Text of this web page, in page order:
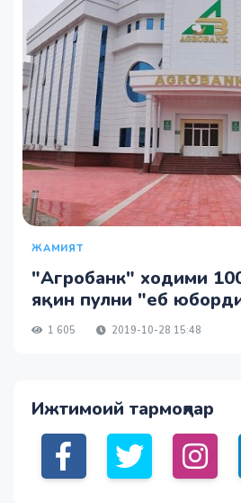
ЖАМИЯТ
"Агробанк" ходими
яқин пулни "еб
1 605 2019-10-28 15:48
Ижтимоий тармоқлар